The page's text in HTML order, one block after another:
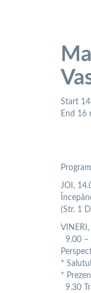
Start
End 16
JOI,
(Str. 1
9.00 –
*
*
9.30